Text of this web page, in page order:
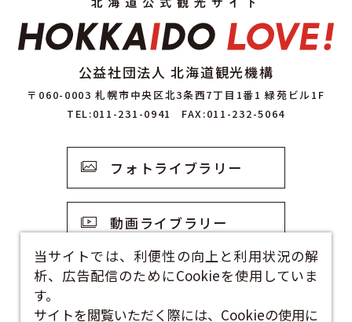
公益社団法人 北海道観光機構
〒060-0003 札幌市中央区北3条西7丁目1番1 緑苑ビル1F
TEL:011-231-0941
FAX:011-232-5064
フォトライブラリー
動画ライブラリー
観光資料
当サイトでは、利便性の向上と利用状況の解
析、広告配信のためにCookieを使用していま
す。
サイトを閲覧いただく際には、Cookieの使用に